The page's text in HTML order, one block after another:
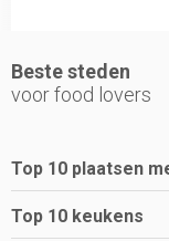
Beste steden
voor food lovers
Top 10 plaatsen
Top 10 keukens